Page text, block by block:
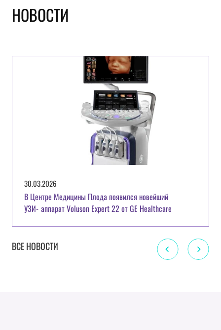
НОВОСТИ
30.03.2026
В Центре Медицины Плода появился новейший
УЗИ‑аппарат Voluson Expert 22 от GE Healthcare
ВСЕ НОВОСТИ